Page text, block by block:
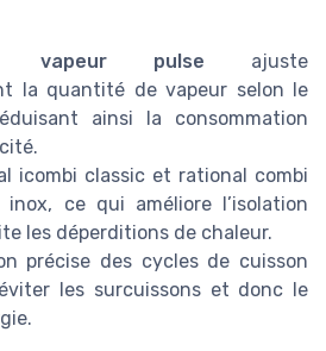
vapeur pulse ajuste
la quantité de vapeur selon le
ainsi la consommation
icombi classic et rational combi
ce qui améliore l’isolation
les déperditions de chaleur.
précise des cycles de cuisson
les surcuissons et donc le